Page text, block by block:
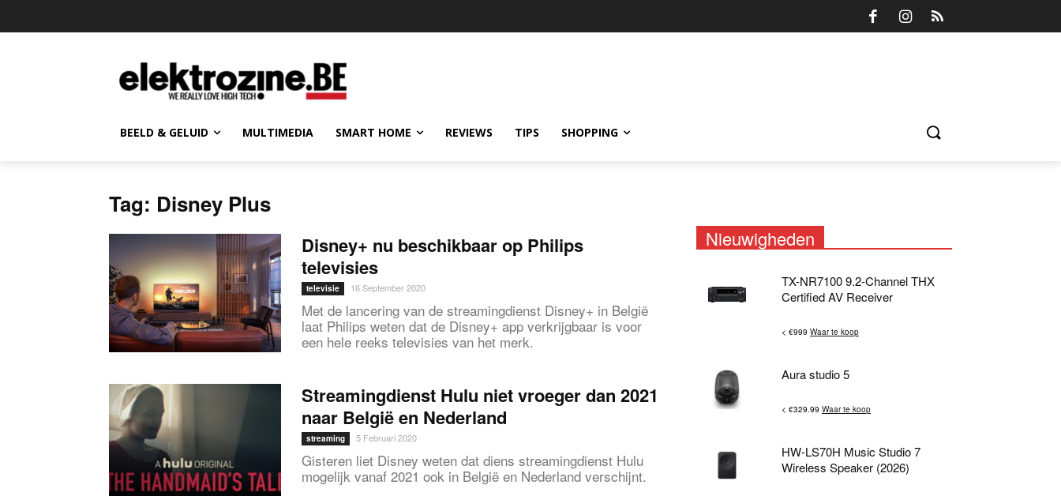
BEELD & GELUID MULTIMEDIA SMART HOME REVIEWS TIPS SHOPPING
Tag: Disney Plus
Disney+ nu beschikbaar op Philips
televisies
televisie 16 September 2020
Met de lancering van de streamingdienst Disney+ in België
laat Philips weten dat de Disney+ app verkrijgbaar is voor
een hele reeks televisies van het merk.
Streamingdienst Hulu niet vroeger dan 2021
naar België en Nederland
streaming 5 Februari 2020
Gisteren liet Disney weten dat diens streamingdienst Hulu
mogelijk vanaf 2021 ook in België en Nederland verschijnt.
Nieuwigheden
TX-NR7100 9.2-Channel THX
Certified AV Receiver
< €999 Waar te koop
Aura studio 5
< €329.99 Waar te koop
HW-LS70H Music Studio 7
Wireless Speaker (2026)